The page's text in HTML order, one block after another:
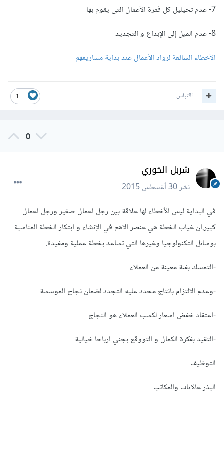
7- عدم تحيليل كل فترة الأعمال التى يقوم بها
8- عدم الميل إلى الإبداع و التجديد
الأخطاء الشائعة لرواد الأعمال عند بداية مشاريعهم
1 اقتباس
0
شربل الخوري
نشر30 أغسطس 2015
في البداية ليس الأخطاء لها علاقة بين رجل اعمال صغير ورجل اعمال
كبير.ان غياب الخطة هي عنصر الاهم في الإنشاء و ابتكار الخطة المناسبة
بوسائل التكنولوجيا وغيرها التي تساعد بخطة عملية ومفيدة.
-التمسك بفئة معينة من العملاء
-وعدم الالتزام بانتاج محدد عليه التجدد لضمان نجاح الموسسة
-اعتقاد خفض اسعار لكسب العملاء هو النجاج
-التقيد بفكرة الكمال و التووقع بجني ارباحا خيالية
التوظيف
البذر عالاثاث والمكاتب